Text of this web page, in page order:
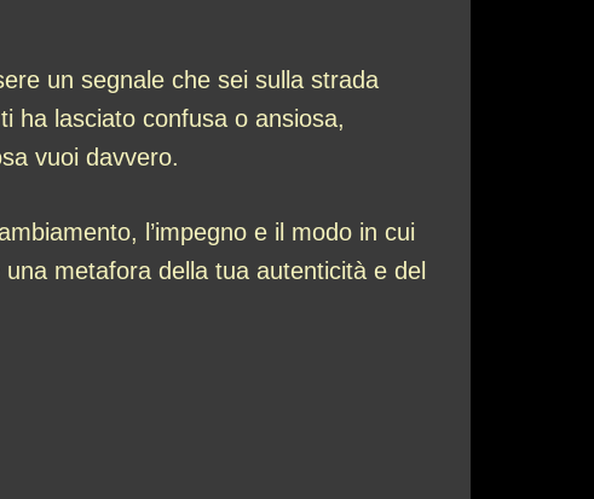
un segnale che sei sulla strada
ha lasciato confusa o ansiosa,
vuoi davvero.
l’impegno e il modo in cui
metafora della tua autenticità e del